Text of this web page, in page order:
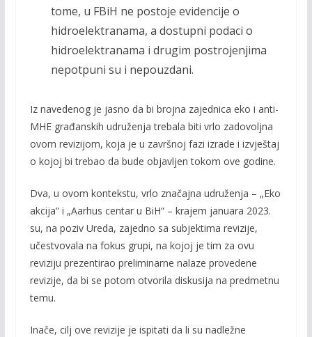
tome, u FBiH ne postoje evidencije o
hidroelektranama, a dostupni podaci o
hidroelektranama i drugim postrojenjima
nepotpuni su i nepouzdani.
Iz navedenog je jasno da bi brojna zajednica eko i anti-
MHE građanskih udruženja trebala biti vrlo zadovoljna
ovom revizijom, koja je u završnoj fazi izrade i izvještaj
o kojoj bi trebao da bude objavljen tokom ove godine.
Dva, u ovom kontekstu, vrlo značajna udruženja – „Eko
akcija“ i „Aarhus centar u BiH“ – krajem januara 2023.
su, na poziv Ureda, zajedno sa subjektima revizije,
učestvovala na fokus grupi, na kojoj je tim za ovu
reviziju prezentirao preliminarne nalaze provedene
revizije, da bi se potom otvorila diskusija na predmetnu
temu.
Inače, cilj ove revizije je ispitati da li su nadležne